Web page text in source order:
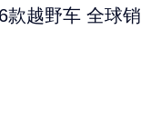
款越野车 全球销